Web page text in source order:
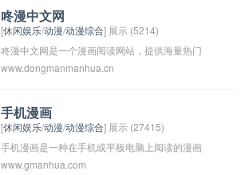
咚漫中文网
[休闲娱乐/动漫/动漫综合] 展示 (5214)
咚漫中文网是一个漫画阅读网站，提供海量热门
漫画的在线阅读服务。用户可以在该网站上免费
漫画等。网站还提供评论、收藏、分享等功能，
让用户能够与其他漫画爱好者交流互动。
www.dongmanmanhua.cn
手机漫画
[休闲娱乐/动漫/动漫综合] 展示 (27415)
手机漫画是一种在手机或平板电脑上阅读的漫画
作品。它们通常是为移动设备屏幕设计的，以便
www.gmanhua.com